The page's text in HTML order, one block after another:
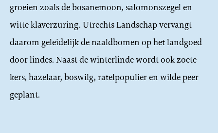
groeien zoals de bosanemoon, salomonszegel en
witte klaverzuring. Utrechts Landschap vervangt
daarom geleidelijk de naaldbomen op het landgoed
door lindes. Naast de winterlinde wordt ook zoete
kers, hazelaar, boswilg, ratelpopulier en wilde peer
geplant.